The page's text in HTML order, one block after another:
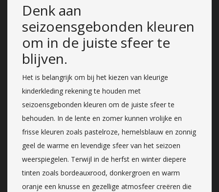
Denk aan
seizoensgebonden kleuren
om in de juiste sfeer te
blijven.
Het is belangrijk om bij het kiezen van kleurige
kinderkleding rekening te houden met
seizoensgebonden kleuren om de juiste sfeer te
behouden. In de lente en zomer kunnen vrolijke en
frisse kleuren zoals pastelroze, hemelsblauw en zonnig
geel de warme en levendige sfeer van het seizoen
weerspiegelen. Terwijl in de herfst en winter diepere
tinten zoals bordeauxrood, donkergroen en warm
oranje een knusse en gezellige atmosfeer creëren die